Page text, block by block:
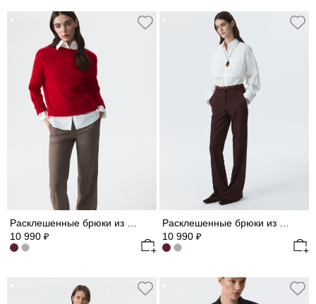
Расклешенные брюки из фланели (Р158)
10 990 ₽
Расклешенные брюки из фланели (Р158)
10 990 ₽